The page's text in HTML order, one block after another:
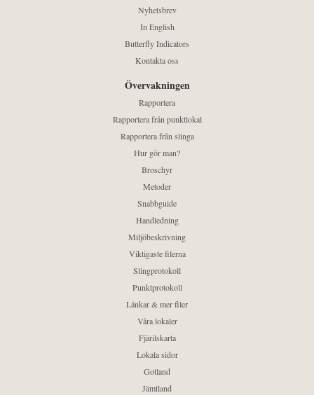
Nyhetsbrev
In English
Butterfly Indicators
Kontakta oss
Övervakningen
Rapportera
Rapportera från punktlokal
Rapportera från slinga
Hur gör man?
Broschyr
Metoder
Snabbguide
Handledning
Miljöbeskrivning
Viktigaste filerna
Slingprotokoll
Punktprotokoll
Länkar & mer filer
Våra lokaler
Fjärilskarta
Lokala sidor
Gotland
Jämtland